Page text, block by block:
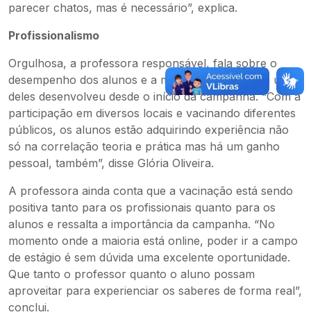
parecer chatos, mas é necessário”, explica.
Profissionalismo
Orgulhosa, a professora responsável, fala sobre o
desempenho dos alunos e a maturidade que cada um
deles desenvolveu desde o início da campanha. “Com a
participação em diversos locais e vacinando diferentes
públicos, os alunos estão adquirindo experiência não
só na correlação teoria e prática mas há um ganho
pessoal, também”, disse Glória Oliveira.
A professora ainda conta que a vacinação está sendo
positiva tanto para os profissionais quanto para os
alunos e ressalta a importância da campanha. “No
momento onde a maioria está online, poder ir a campo
de estágio é sem dúvida uma excelente oportunidade.
Que tanto o professor quanto o aluno possam
aproveitar para experienciar os saberes de forma real”,
conclui.